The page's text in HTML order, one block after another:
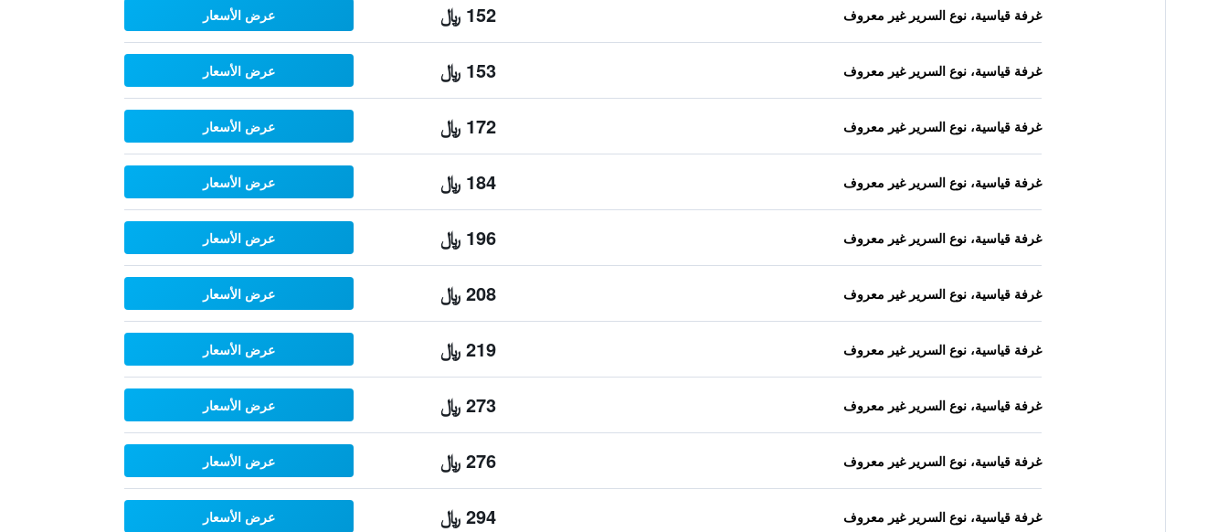
غرفة قياسية، نوع السرير غير معروف 152 ﷼ عرض الأسعار
غرفة قياسية، نوع السرير غير معروف 153 ﷼ عرض الأسعار
غرفة قياسية، نوع السرير غير معروف 172 ﷼ عرض الأسعار
غرفة قياسية، نوع السرير غير معروف 184 ﷼ عرض الأسعار
غرفة قياسية، نوع السرير غير معروف 196 ﷼ عرض الأسعار
غرفة قياسية، نوع السرير غير معروف 208 ﷼ عرض الأسعار
غرفة قياسية، نوع السرير غير معروف 219 ﷼ عرض الأسعار
غرفة قياسية، نوع السرير غير معروف 273 ﷼ عرض الأسعار
غرفة قياسية، نوع السرير غير معروف 276 ﷼ عرض الأسعار
غرفة قياسية، نوع السرير غير معروف 294 ﷼ عرض الأسعار